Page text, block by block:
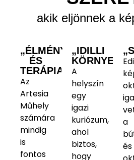
akik eljönnek a
„ÉLMÉNY
ÉS
TERÁPIA”
Az
Artesia
Műhely
számára
mindig
is
fontos
„IDILLI
A
helyszín
egy
igazi
kuriózum,
ahol
biztos,
hogy
a